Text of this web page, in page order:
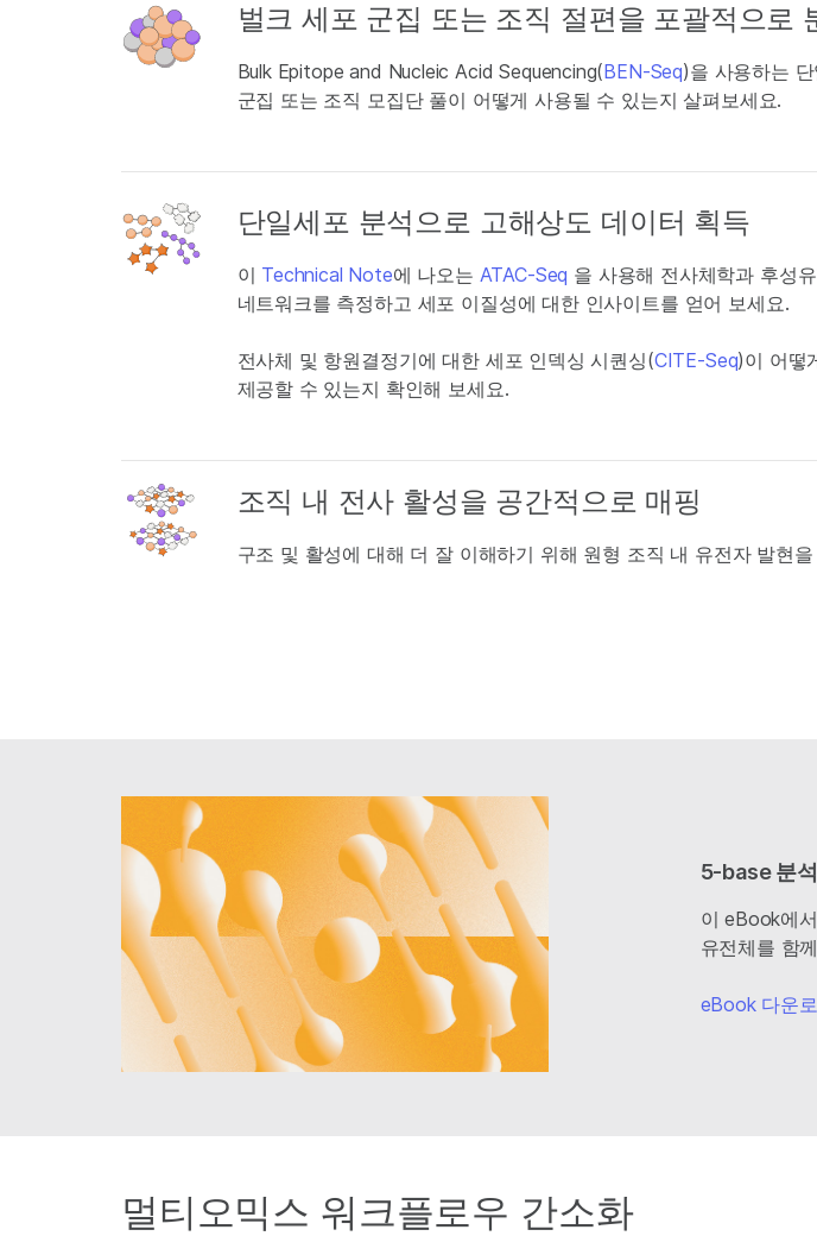
벌크 세포 군집 또는 조직 절편을 포괄적으로
Bulk Epitope and Nucleic Acid Sequencing(BEN-Seq)을 사용하는
군집 또는 조직 모집단 풀이 어떻게 사용될 수 있는지 살펴보세요.
단일세포 분석으로 고해상도 데이터 획득
이 Technical Note에 나오는 ATAC-Seq 을 사용해 전사체학과 후성
네트워크를 측정하고 세포 이질성에 대한 인사이트를 얻어 보세요.
전사체 및 항원결정기에 대한 세포 인덱싱 시퀀싱(CITE-Seq)이 어떻
제공할 수 있는지 확인해 보세요.
조직 내 전사 활성을 공간적으로 매핑
구조 및 활성에 대해 더 잘 이해하기 위해 원형 조직 내 유전자 발현
5-base 분
이 eBook에
유전체를 함
eBook 다운
멀티오믹스 워크플로우 간소화